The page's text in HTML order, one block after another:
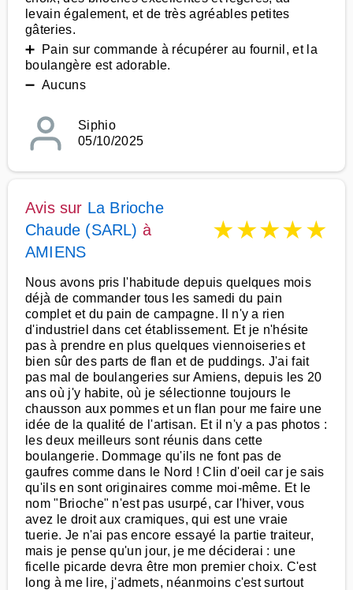
levain également, et de très agréables petites
gâteries.
➕ Pain sur commande à récupérer au fournil, et la
boulangère est adorable.
➖ Aucuns
Siphio
05/10/2025
Avis sur La Brioche
Chaude (SARL) à
AMIENS
★★★★★
Nous avons pris l'habitude depuis quelques mois
déjà de commander tous les samedi du pain
complet et du pain de campagne. Il n'y a rien
d'industriel dans cet établissement. Et je n'hésite
pas à prendre en plus quelques viennoiseries et
bien sûr des parts de flan et de puddings. J'ai fait
pas mal de boulangeries sur Amiens, depuis les 20
ans où j'y habite, où je sélectionne toujours le
chausson aux pommes et un flan pour me faire une
idée de la qualité de l'artisan. Et il n'y a pas photos :
les deux meilleurs sont réunis dans cette
boulangerie. Dommage qu'ils ne font pas de
gaufres comme dans le Nord ! Clin d'oeil car je sais
qu'ils en sont originaires comme moi-même. Et le
nom "Brioche" n'est pas usurpé, car l'hiver, vous
avez le droit aux cramiques, qui est une vraie
tuerie. Je n'ai pas encore essayé la partie traiteur,
mais je pense qu'un jour, je me déciderai : une
ficelle picarde devra être mon premier choix. C'est
long à me lire, j'admets, néanmoins c'est surtout